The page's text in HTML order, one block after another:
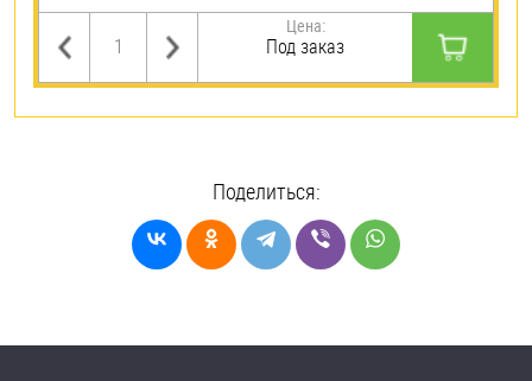
Цена:
Под заказ
Поделиться: